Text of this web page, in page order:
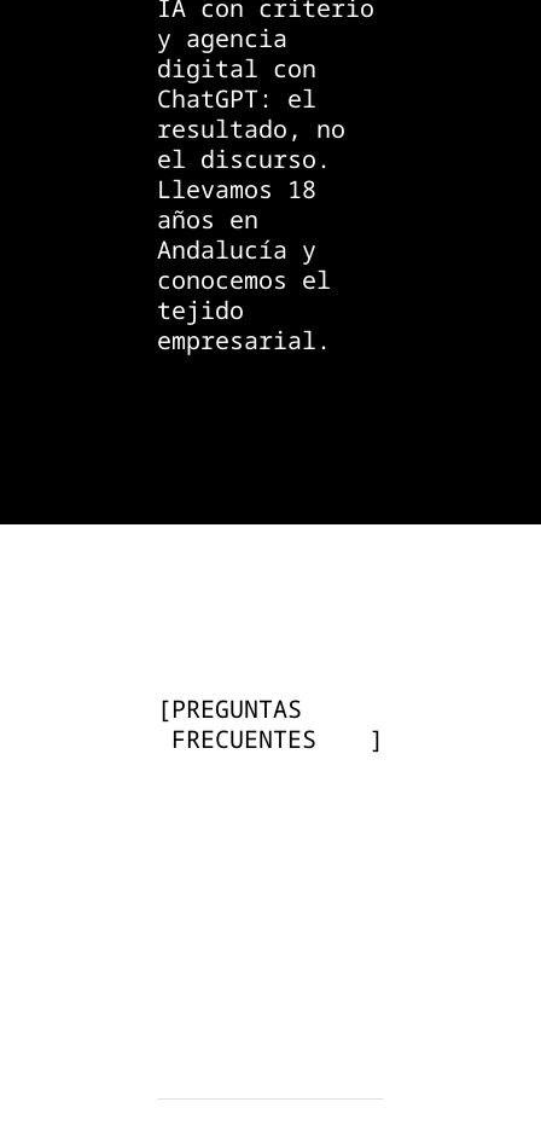
IA con criterio
y agencia
digital con
ChatGPT: el
resultado, no
el discurso.
Llevamos 18
años en
Andalucía y
conocemos el
tejido
empresarial.
[PREGUNTAS
FRECUENTES
]